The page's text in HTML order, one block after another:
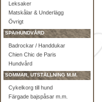
Leksaker
Matskålar & Underlägg
Övrigt
SPA/HUNDVÅRD
Badrockar / Handdukar
Chien Chic de Paris
Hundvård
SOMMAR, UTSTÄLLNING M.M.
Cykelkorg till hund
Färgade bajspåsar m.m.